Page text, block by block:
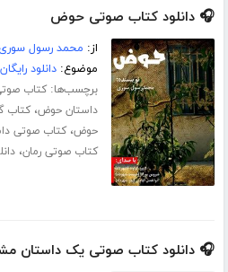
🎧 دانلود کتاب صوتی حوض
از: محمد رسول سوری
موضوع:دانلود
برچسب‌ها:کتاب
داستان حوض،کتاب
حوض،کتاب صوتی
کتاب صوتی رمان،
🎧 دانلود کتاب صوتی یک داستان